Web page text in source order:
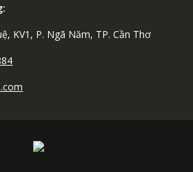
KV1, P. Ngã Năm, TP. Cần Thơ